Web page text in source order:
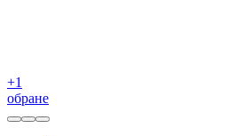
+1
обране